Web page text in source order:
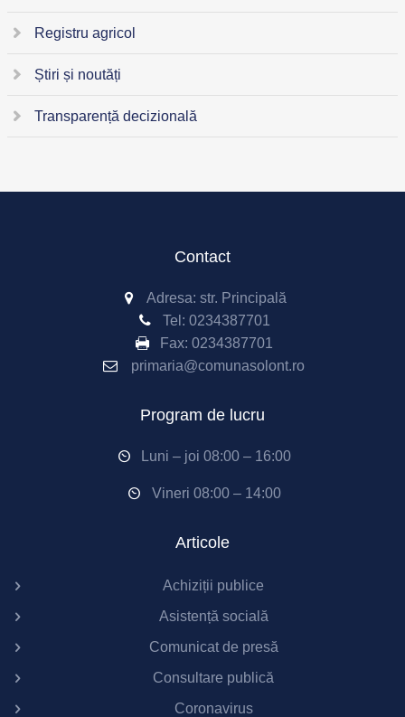
Registru agricol
Știri și noutăți
Transparență decizională
Contact
Adresa: str. Principală
Tel: 0234387701
Fax: 0234387701
primaria@comunasolont.ro
Program de lucru
Luni – joi 08:00 – 16:00
Vineri 08:00 – 14:00
Articole
Achiziții publice
Asistență socială
Comunicat de presă
Consultare publică
Coronavirus